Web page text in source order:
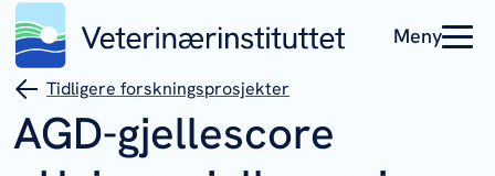
Meny
Tidligere forskningsprosjekter
AGD-gjellescore